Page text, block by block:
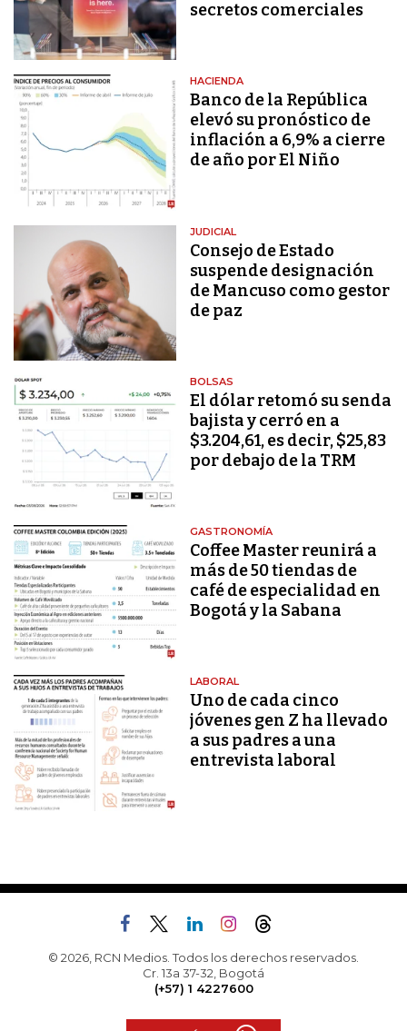
secretos comerciales
HACIENDA
Banco de la República
elevó su pronóstico de
inflación a 6,9% a cierre
de año por El Niño
JUDICIAL
Consejo de Estado
suspende designación
de Mancuso como gestor
de paz
BOLSAS
El dólar retomó su senda
bajista y cerró en a
$3.204,61, es decir, $25,83
por debajo de la TRM
GASTRONOMÍA
Coffee Master reunirá a
más de 50 tiendas de
café de especialidad en
Bogotá y la Sabana
LABORAL
Uno de cada cinco
jóvenes gen Z ha llevado
a sus padres a una
entrevista laboral
© 2026, RCN Medios. Todos los derechos reservados.
Cr. 13a 37-32, Bogotá
(+57) 1 4227600